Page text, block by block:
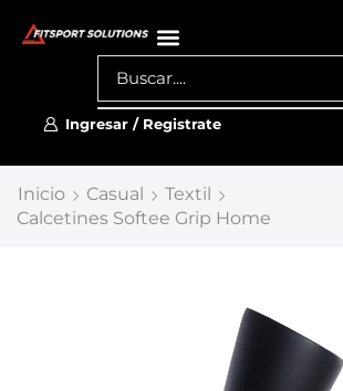
Ingresar / Registrate
Inicio Casual
Textil
Calcetines Softee Grip Home